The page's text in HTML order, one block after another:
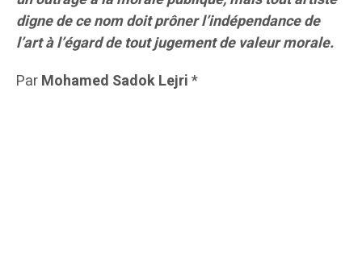
digne de ce nom doit prôner l’indépendance de
l’art à l’égard de tout jugement de valeur morale.
ParMohamed Sadok Lejri*